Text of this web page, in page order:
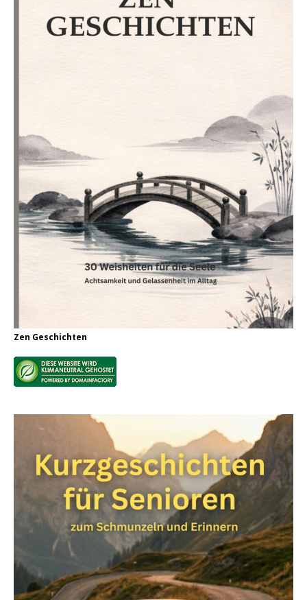
Zen Geschichten